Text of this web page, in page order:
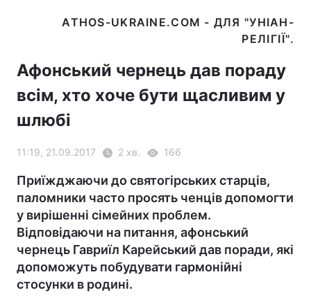
ATHOS-UKRAINE.COM - ДЛЯ "УНІАН-
Афонський чернець дав пораду
всім, хто хоче бути щасливим у
шлюбі
11:19, 21.09.2017 2 хв. 166
Приїжджаючи до святогірських старців,
паломники часто просять ченців допомогти
у вирішенні сімейних проблем.
Відповідаючи на питання, афонський
чернець Гавриїл Карейський дав поради, які
допоможуть побудувати гармонійні
стосунки в родині.